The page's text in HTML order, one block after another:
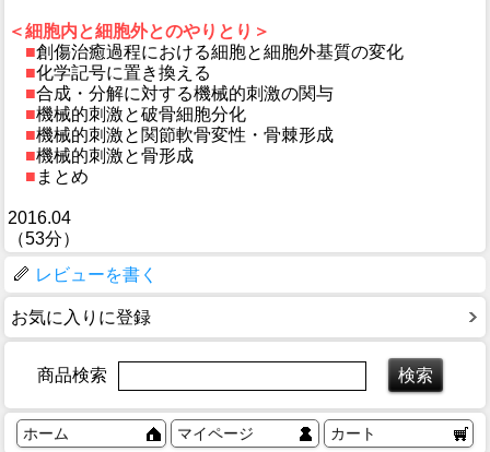
＜細胞内と細胞外とのやりとり＞
■創傷治癒過程における細胞と細胞外基質の変化
■化学記号に置き換える
■合成・分解に対する機械的刺激の関与
■機械的刺激と破骨細胞分化
■機械的刺激と関節軟骨変性・骨棘形成
■機械的刺激と骨形成
■ まとめ
2016.04
（53分）
レビューを書く
お気に入りに登録
商品検索
ホーム マイページ カート